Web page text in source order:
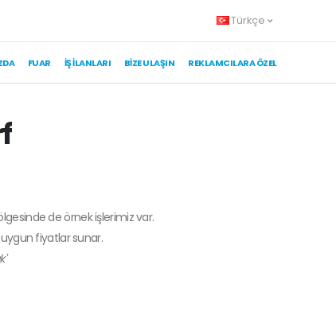
Türkçe
FUAR İŞ İLANLARI BIZE ULAŞIN REKLAMCILARA ÖZEL
de örnek işlerimiz var.
fiyatlar sunar.